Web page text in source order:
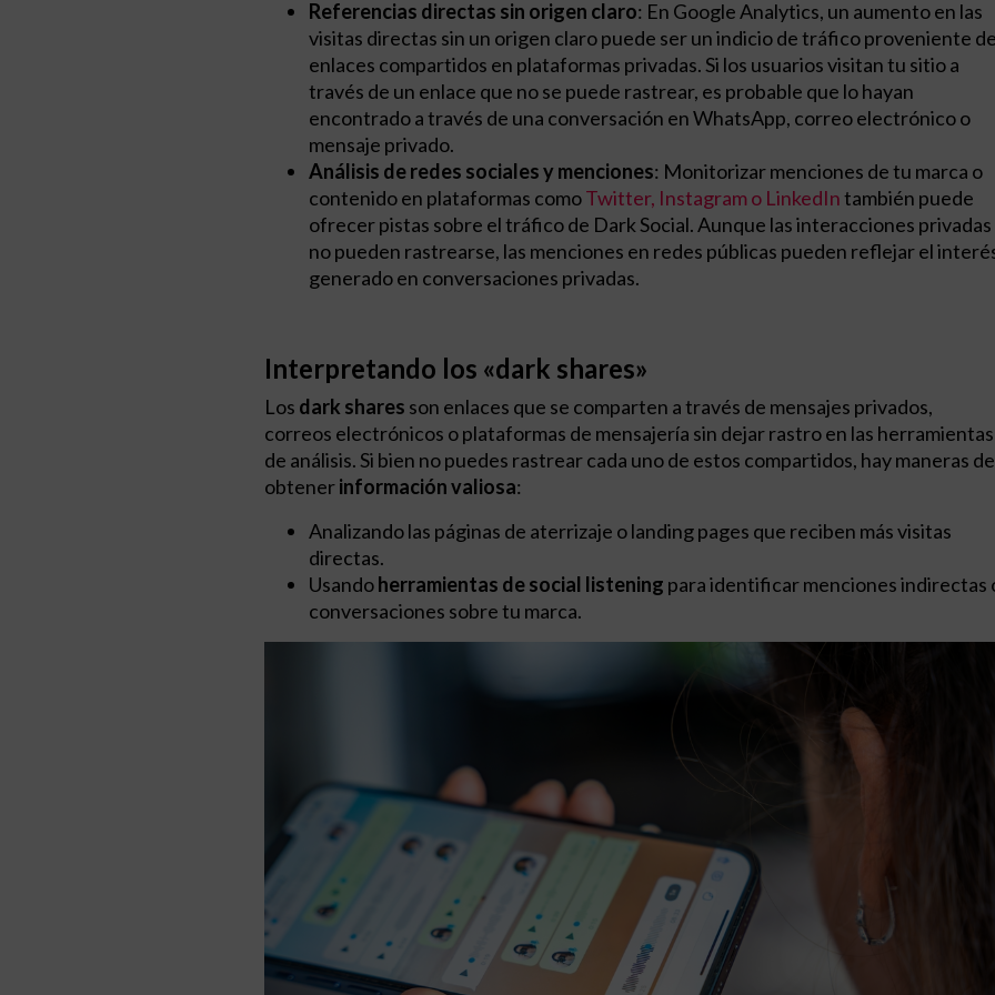
Referencias directas sin origen claro: En Google Analytics, un aumento en las
visitas directas sin un origen claro puede ser un indicio de tráfico proveniente
enlaces compartidos en plataformas privadas. Si los usuarios visitan tu sitio a
través de un enlace que no se puede rastrear, es probable que lo hayan
encontrado a través de una conversación en WhatsApp, correo electrónico o
mensaje privado.
Análisis de redes sociales y menciones: Monitorizar menciones de tu marca o
contenido en plataformas comoTwitter, Instagram o LinkedIntambién puede
ofrecer pistas sobre el tráfico de Dark Social. Aunque las interacciones privadas
no pueden rastrearse, las menciones en redes públicas pueden reflejar el
generado en conversaciones privadas.
Interpretando los «dark shares»
Los dark shares son enlaces que se comparten a través de mensajes privados,
correos electrónicos o plataformas de mensajería sin dejar rastro en las herramientas
de análisis. Si bien no puedes rastrear cada uno de estos compartidos, hay maneras de
obtenerinformación valiosa:
Analizando las páginas de aterrizaje o landing pages que reciben más visitas
directas.
Usandoherramientas de social listening para identificar menciones indirectas
conversaciones sobre tu marca.